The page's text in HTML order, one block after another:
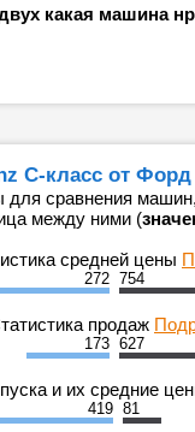
какая машина
C-класс от
сравнения
между ними (
средней цены
272 754
продаж
173 627
и их средние
419 81